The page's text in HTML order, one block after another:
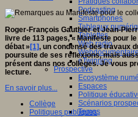
Podcasting
Smartphones
Tableaux
Tablettes
Web radio
Webdocumentaire
eTwinning
Prospective
Ecosystème
Espaces
Politique
Scénarios
Temps
Roger-François Gauthier et Jean-
livre de 113 pages, « Manifeste pour
débat » [1], un condensé des travaux
poursuite de ses réflexions, mais
présent dans nos collèges. Je vous
lecture.
En savoir plus...
Collège
Politiques publiques